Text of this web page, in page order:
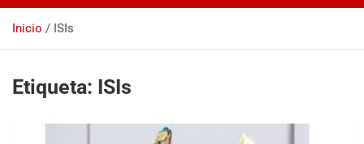
Inicio ISIs
Etiqueta: ISIs